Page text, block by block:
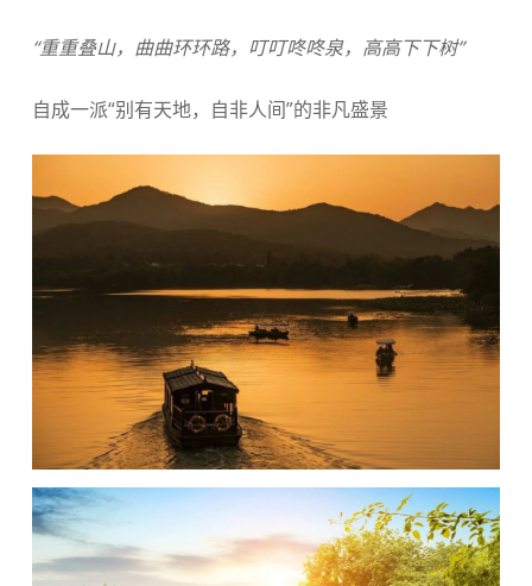
“重重叠山，曲曲环环路，叮叮咚咚泉，高高下下树”
自成一派“别有天地，自非人间”的非凡盛景